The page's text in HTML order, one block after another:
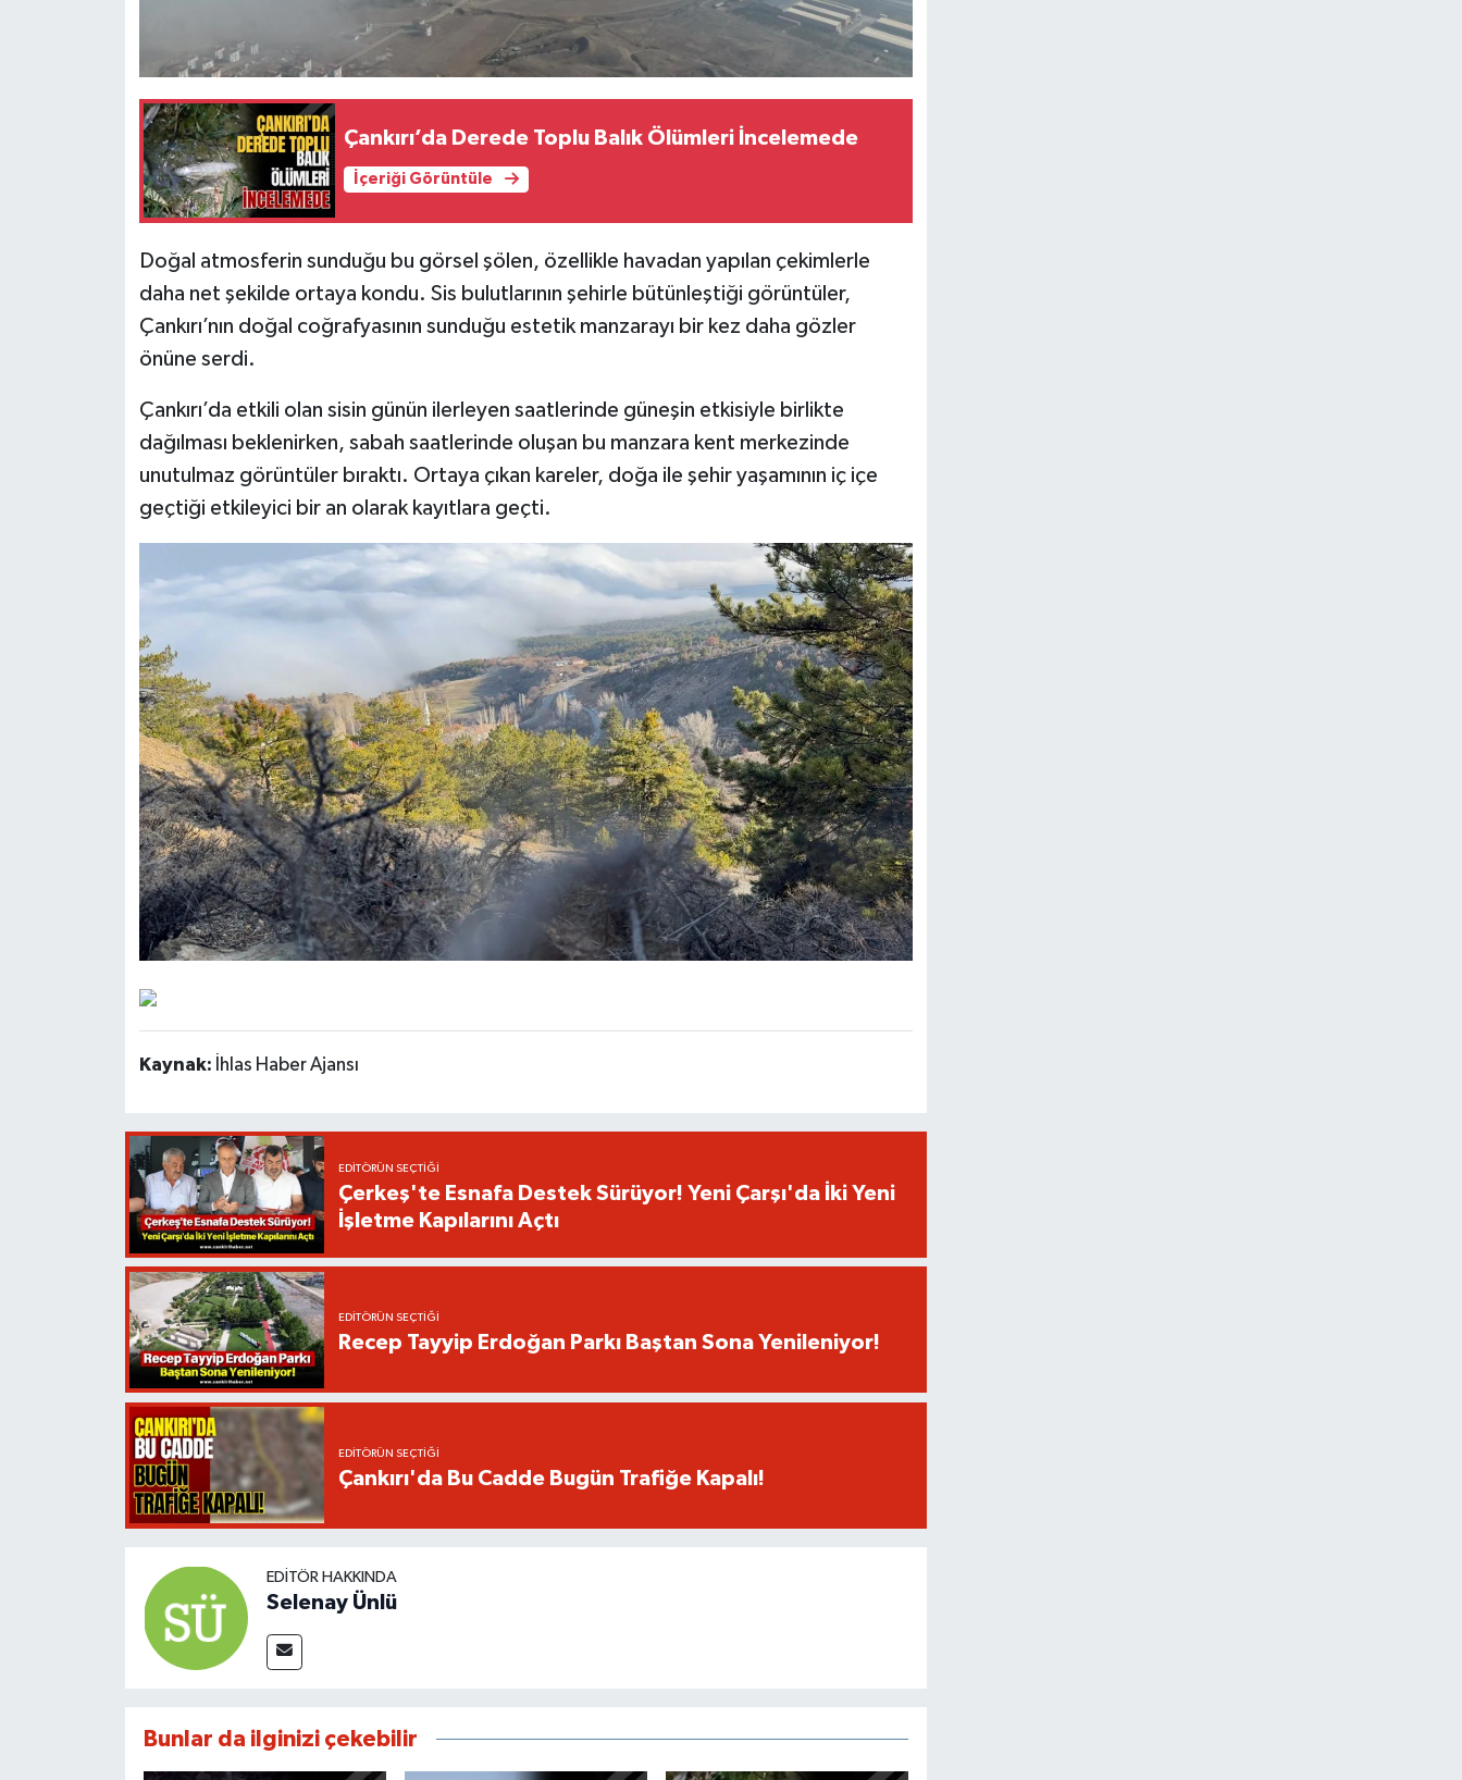
Çankırı’da Derede Toplu Balık Ölümleri İncelemede
İçeriği Görüntüle
Doğal atmosferin sunduğu bu görsel şölen, özellikle havadan yapılan çekimlerle
daha net şekilde ortaya kondu. Sis bulutlarının şehirle bütünleştiği görüntüler,
Çankırı’nın doğal coğrafyasının sunduğu estetik manzarayı bir kez daha gözler
önüne serdi.
Çankırı’da etkili olan sisin günün ilerleyen saatlerinde güneşin etkisiyle birlikte
dağılması beklenirken, sabah saatlerinde oluşan bu manzara kent merkezinde
unutulmaz görüntüler bıraktı. Ortaya çıkan kareler, doğa ile şehir yaşamının iç içe
geçtiği etkileyici bir an olarak kayıtlara geçti.
Kaynak: İhlas Haber Ajansı
EDITÖRÜN SEÇTIĞI
Çerkeş'te Esnafa Destek Sürüyor! Yeni Çarşı'da İki Yeni
İşletme Kapılarını Açtı
EDITÖRÜN SEÇTIĞI
Recep Tayyip Erdoğan Parkı Baştan Sona Yenileniyor!
EDITÖRÜN SEÇTIĞI
Çankırı'da Bu Cadde Bugün Trafiğe Kapalı!
EDITÖR HAKKINDA
Selenay Ünlü
Bunlar da ilginizi çekebilir